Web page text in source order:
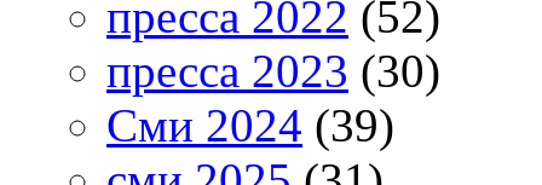
пресса 2022 (52)
пресса 2023 (30)
Сми 2024 (39)